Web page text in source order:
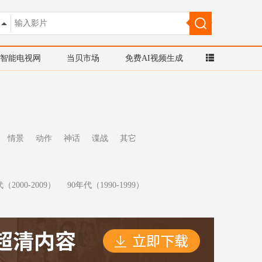
智能电视网 当贝市场 免费AI视频生成
情景 动作 神话 谍战 其它
2000-2009）
90年代（1990-1999）